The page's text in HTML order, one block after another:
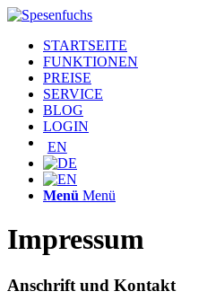
STARTSEITE
FUNKTIONEN
PREISE
SERVICE
BLOG
LOGIN
EN
Menü Menü
Impressum
Anschrift und Kontakt